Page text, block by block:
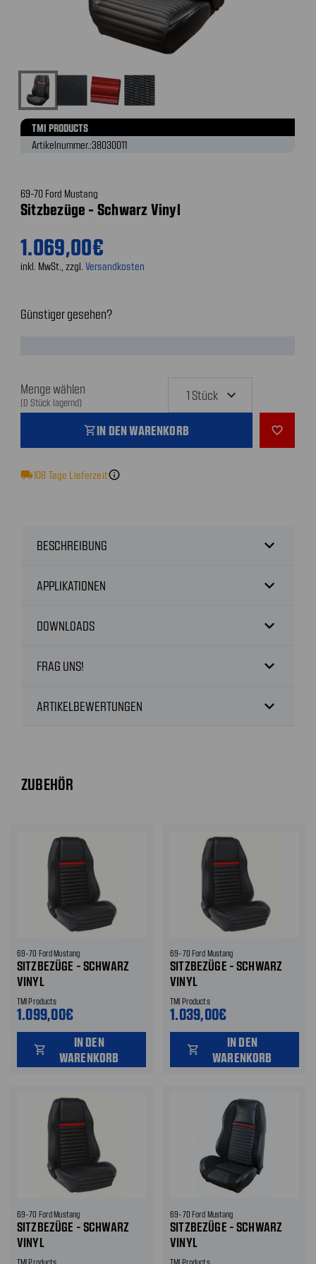
TMI PRODUCTS
Artikelnummer.:38030011
69-70 Ford Mustang
Sitzbezüge - Schwarz Vinyl
1.069,00€
inkl. MwSt., zzgl. Versandkosten
Günstiger gesehen?
Menge wählen
(0 Stück lagernd)
shopping_cartIN DEN WARENKORB favorite_outline
local_shipping108 Tage Lieferzeitinfo
BESCHREIBUNG expand_more
APPLIKATIONEN expand_more
DOWNLOADS expand_more
FRAG UNS! expand_more
ARTIKELBEWERTUNGEN expand_more
ZUBEHÖR
69-70 Ford Mustang
SITZBEZÜGE - SCHWARZ
VINYL
TMI Products
1.099,00€
shopping_cart
IN DEN
WARENKORB
69-70 Ford Mustang
SITZBEZÜGE - SCHWARZ
VINYL
TMI Products
1.039,00€
shopping_cart
IN DEN
WARENKORB
69-70 Ford Mustang
SITZBEZÜGE - SCHWARZ
VINYL
TMI Products
69-70 Ford Mustang
SITZBEZÜGE - SCHWARZ
VINYL
TMI Products